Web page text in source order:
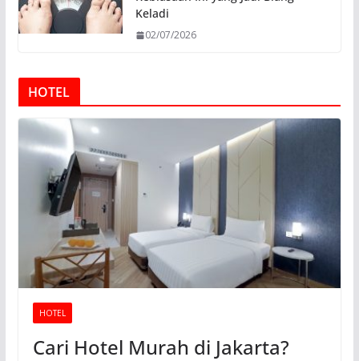
Keladi
02/07/2026
HOTEL
HOTEL
Cari Hotel Murah di Jakarta?